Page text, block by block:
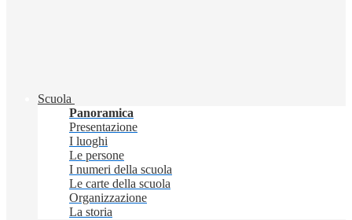
Scuola
Panoramica
Presentazione
I luoghi
Le persone
I numeri della scuola
Le carte della scuola
Organizzazione
La storia